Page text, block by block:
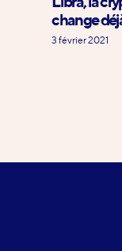
change
3 février 2021